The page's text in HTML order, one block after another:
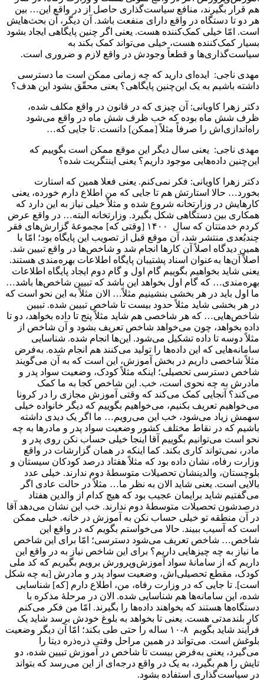
هم قرار بگیرند، منافع سیاست‌گذاری حاصل از در واقع این… بین
هر دو تا دستگاه در واقع دارای منفعت باشد. آن دیگر، آن بحث‌هایش
است. امّا خیلی کمک‌کننده هست. یعنی اگر چنین پایگاهی ایجاد بشود
بسیار کمک‌کننده هست، خیلی می‌تواند کمک بکند به
سیاست‌گذاری‌ها و قطعاً وجودش در واقع لازم و ضروری است.
مهدی ناجی: ایده‌ای دارید که چه زمانی ممکن است ما دسترسی
داشته باشیم به یک این‌چنین پایگاهی؟ یعنی محقّق بشود این هدف؟
دکتر زهرا کاویانی: آن چیزی که در قانون در واقع مکلف شده،
ظرف شش ماه بوده که خب ظرف شش ماه در واقع می‌شود
راه‌اندازی‌اش را صرفاً مثلاً [ممکن] دانست. تا جایی که…
مهدی ناجی: یعنی سال دیگر این موقع ممکن است بگوییم که
این‌چنین داده‌هایی موجود داریم؟ یعنی اینتگریت شده؟
دکتر زهرا کاویانی: فکر نمی‌کنم. یعنی فعلا همین که استارت
بخورد… حالا استارتش هم تا جایی که من اطلاع دارم خورده، یعنی
کارهایش در وزارتخانه شروع شده و مثلاً خیلی نیاز به این دارد که
همکاری بین دستگاهی شکل بگیرد. وزارتخانه البته… در واقع عرض
کردم خدمتتان که سال ۱۴۰۰ [وقتی که] مجموعۀ گزارش‌های فقر
چندبُعدی منتشر شد، آن موقع قبل از تصویب این پایگاه بود؛ امّا با
همین دیدگاه اصلاً آن کارها انجام شد و شاخص‌ها در واقع تبیین شد.
اصلاً آن‌ها به‌عنوان اسناد پشتیبان پایگاه اطلاعات بهره‌مندی هستند.
یعنی شاید بخواهیم بگوییم گام اول و گام دوم ایجاد پایگاه اطلاعات
بهره‌مندی… که گام اول بخواهد این باشد که تبیین شاخص‌ها باشد…
ما اول باید در هر بخشی بنشینیم مثلاً… الان مثلاً به این نحو است که
در هر بخشی شاید مثلاً حدود بیست تا شاخص تبیین شده. تبیین
شاخص‌هایی… که هر شاخصی هم شاید مثلاً پنج تا داده بخواهد، دو تا
داده بخواهد، چون می‌خواهد شاخص تعریف بشود و آن شاخص از
مثلاً دوسه تا داده تشکیل می‌شود. این‌ها انجام شده. شناسایی
سامانه‌هایی که این داده‌ها را تولید می‌کنند هم انجام شده. به‌فرض
مثلاً شاخصی داریم در بخش آموزش، این است که به آن می‌گویند
شاخص دسترسی تحصیلی؛ اینکه مثلاً کودک، وضعیت سواد پدر و
مادرش به چه نحوی است، خب. این شاخص کجا به ما کمک
می‌کند؟ آنجایی کمک می‌کند که وقتی آموزش مجازی را در کرونا
می‌خواهیم تعریف بکنیم، می‌خواهیم بگوییم که دیگر خانواده خیلی
سهمش زیاد می‌شود، خب این می‌رویم… ما اگر یک دیدی داشته
باشیم که در نقاط مختلف کشور وضعیت سواد پدر و مادرها به چه
نحو است می‌توانیم بگوییم آقا اینجا خیلی حساب نکن روی پدر و
مادر، نمی‌تواند کاری بکند. کما اینکه در همان گزارشات در واقع
وزارت رفاه، نشان داده بود که مثلاً هفتاد درصد کودکان سیستان و
بلوچستان، والدینشان تحصیلات متوسطۀ دوم ندارند. خیلی عدد
بالایی است. یعنی شاید الان به نظر ما… مثلاً در حالت عادی اگر
می‌گفتیم شاید برایمان عجیب بود که هیچ کدام از والدین هفتاد
درصدشون تحصیلات متوسطۀ دوم ندارند. خب این نشان می‌دهد آقا
در آن منطقه تو خیلی حساب نکن به آموزش در خانه. خیلی ممکن
است که آسیب ببیند. حالا می‌خواستم بگویم که در واقع این
شاخص… شاخص تعریف می‌شود دسترسی؛ امّا برای این شاخص
ما نیاز به چه چیزهایی داریم؟ برای این شاخص نیاز به در واقع این
داریم که از سامانۀ سواد آموزش‌وپرورش برویم بگیریم که کد ملی
کودک، مقطع تحصیلی‌اش، وضعیت سواد پدر و مادرش [به چه شکل
است]. تا جایی که در وزارت رفاه، من، اطلاع دارم [که] شناسایی
شده، این سامانه‌ها هم شناسایی شده. الان در مرحلۀ مذکره با
دستگاه‌ها هستند که بخواهند داده‌ها را بگیرند. امّا من فکر می‌کنم
کار بلندمدتی هست. یعنی تا بخواهد به بلوغ خودش برسد شاید یک
فرآیند شاید بگویم ۸-۱۰ ساله را حتی طی بکند؛ امّا آن دیگر وضعیت
بلوغش است. می‌تواند در همین مراحل وقتی ذره‌ذره دیتا را
می‌گیرد، یعنی به‌فرض بیست تا شاخص در آموزش تبیین شده، دو
تایش را هم بگیرد، به یک در واقع درجه‌ای از این می‌رسد که بتواند
در سیاست‌گذاری استفاده بشود.